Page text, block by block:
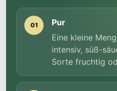
01
Pur
Eine kleine
intensiv, süß-
Sorte fruchtig